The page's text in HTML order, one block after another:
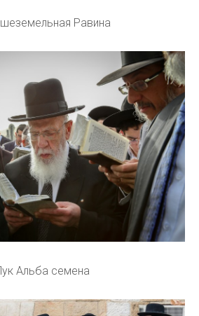
Равина
Альба семена